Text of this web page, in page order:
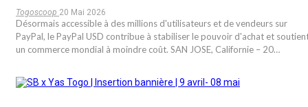
Togoscoop 20 Mai 2026
Désormais accessible à des millions d'utilisateurs et de vendeurs sur
PayPal, le PayPal USD contribue à stabiliser le pouvoir d'achat et
un commerce mondial à moindre coût. SAN JOSE, Californie – 20…